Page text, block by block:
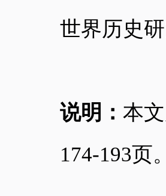
世界历史
说明： 本
174-193页